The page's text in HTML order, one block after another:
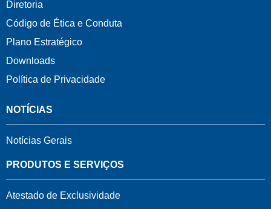
Diretoria
Código de Ética e Conduta
Plano Estratégico
Downloads
Política de Privacidade
NOTÍCIAS
Notícias Gerais
PRODUTOS E SERVIÇOS
Atestado de Exclusividade